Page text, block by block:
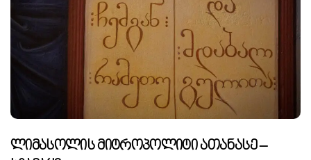
Ლიმასოლის Მიტროპოლიტი Ათანასე –